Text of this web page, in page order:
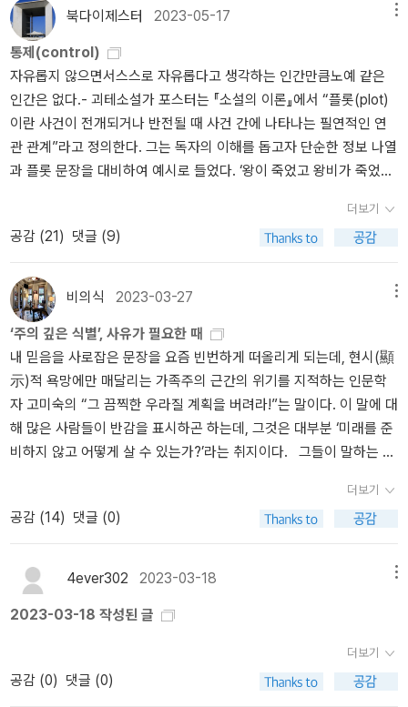
나저나 공사에서 이 책들이 모두 추천도서라니 공사생들이 모두 다
읽지 않겠지만 그래도 역시나 우리 군의 엘리트답게 여러 방면의 책
들을 다양하게 읽게 하는군요.<계속>
(대체재)의 가치는 떨어지지만, 판단(judgment), 데이터(data), 행
동(action) 등 의사 결정의 다른 요소들은 여전히 인간의 영역으로 남
아 있고, 이들 보완재(complements)에 대한 수요는 증가한다고도
한다(109, 225, 226쪽). (기계)예측에 대한 수요가 늘어날 때 함께
수요가 늘어난다는 견지에서 보완재이다(31쪽). '트레이드오프'도 중
요하다.데이터가 많다는 것은 프라이버시가 줄어든다는 뜻이다. 속도
가 빠르다는 것은 정확도가 떨어진다는 뜻이다. 자동화된다는 것은
통제가 줄어든다는 뜻이다. - 17쪽 사회적 차원에서는 '생산성 대 분
배', '혁신 대 경쟁', '성능 대 프라이버시'의 트레이드오프가 있다(19
분이 너무 많다. 학문하신다는 분들이 이것을 잘못 쓰면 정확한 뜻을
좀 깬다.91쪽'예측에는 항상 신뢰 구간이 따라붙는데 이는 예측이 부
정확하다는 반증이다.' 표준국어대사전 정의를 보자. 방증(傍證): 사
실을 직접 증명할 수 있는 증거가 되지는 않지만, 주변의 상황을 밝힘
으로써 간접적으로 증명에 도움을 줌. 또는 그 증거. 반증(反證): 1.
명사 어떤 사실이나 주장이 옳지 아니함을 그에 반대되는 근거를 들
어 증명함. 또는 그런 증거. 2. 명사 어떤 사실과 모순되는 것 같지만,
거꾸로 그 사실을 증명하는 것. '신뢰 구간의 존재'가 '예측이 정확하
다'에 대한 반대 증거라고 볼 수는 없을 것이다. 원문에는 다음과 같
이 쓰여 있다. '예측에 따라붙는 신뢰 구간은 예측이 엄밀하지 않음을
보여준다' 정도면 어땠을까.The prediction comes with a confide
nce range that reveals its imprecision. 벌써 절판되기에는 아까
고 단행본 목록이다. Tim Harford의 책들은 진지하게 관심 갖지 않
라면』)이 인용되어 있기에 찾아보았다. 번역 제목 덕에 꽤 팔렸을 것
으로 보이는 『경제학 콘서트 1, 2』(원제는 각각 'Undercover Econo
mist', 'The Logic of Life'이다)가 2023년에 새로 나온 줄은 몰랐다.
북다이제스터 2023-05-17
통제(control)
자유롭지 않으면서스스로 자유롭다고 생각하는 인간만큼노예 같은
인간은 없다.- 괴테소설가 포스터는 『소설의 이론』에서 “플롯(plot)
이란 사건이 전개되거나 반전될 때 사건 간에 나타나는 필연적인 연
관 관계”라고 정의한다. 그는 독자의 이해를 돕고자 단순한 정보 나열
과 플롯 문장을 대비하여 예시로 들었다. ‘왕이 죽었고 왕비가 죽었
교해 보자. ‘왕이 죽었다. 그러자 왕비가 슬픔에 빠져 죽었다.’ 두 번째
문장에는 플롯이 반영되었다. 플롯 문장에는 사건들의 필연적 연관
관계인 ‘그러자’ ‘슬픔에 빠져’가 추가되어 내용 범위가 좁혀졌다. 곧,
왕비가 죽은 이유가 설명되어 첫 번째 문장에 비해 다른 가능성이 배
제되었다. 여기서 문제는 우리가 정보만 나열된 문장을 접했을지라
도, 다른 가능성이 배제된 두 번째 문장으로 파악하고 기억하는 경우
가 많다는 사실이다. 단순한 두 가지 정보가 어떤 의미를 가진 한 가지
정보로 통합되면, 플롯은 기억하기도 쉽고 남에게 전달하기도 쉽기
때문이다. 우리는 머릿속에 생생하게 그려질수록 더 개연성이 있는
것으로 여긴다. 우리 상상 속에서 우연이라고 하면 무질서한 영상이
떠오르기 때문이다. 게다가 플롯을 들은 사람은 다른 가능성, 예컨대
그것이 진실이라고 믿는 경향이 있다. 플롯은 마치 진실인 양 우리 마
음과 신념에 계속 영향을 미친다. 플롯으로 정보가 전달되면 다른 시
선으로 바라보거나, 또 다른 중요성을 보지 못하게 된다. 이처럼 사건
들의 필연적 연관 관계로 내용의 범위를 좁히는 우리 습성을 검증하
기 위해 심리학자 대니얼 카너먼은 이를 ‘린다 문제’라고 이름붙이고
다음과 같이 실험했다. 먼저 린다라는 사람의 특징을 실험 참가자들
에게 다음과 같이 설명해 주었다. ‘린다는 31세의 독신 여성이며, 머
철학을 전공했으며, 사회정의와 인종차별에 깊이 관여했고, 반핵 시
더보기
공감 (21) 댓글 (9)
비의식 2023-03-27
‘주의 깊은 식별’, 사유가 필요한 때
내 믿음을 사로잡은 문장을 요즘 빈번하게 떠올리게 되는데, 현시(顯
示)적 욕망에만 매달리는 가족주의 근간의 위기를 지적하는 인문학
자 고미숙의 “그 끔찍한 우라질 계획을 버려라!”는 말이다. 이 말에 대
해 많은 사람들이 반감을 표시하곤 하는데, 그것은 대부분 ‘미래를 준
비하지 않고 어떻게 살 수 있는가?’라는 취지이다. 그들이 말하는 미
위 일류대학이란 곳을 나와야하고....사 - 한글의 이 ‘사’자는 醫師, 判
事, 辯護士와 같이 한자로는 모두 다르다 - 자를 붙인 전문직업 등등
의 현시적, 물질적 욕망의 추구에 집중되어있다. 그런데 이러한 것들
의 일부라도 충족되지 못하면 박탈감에 허우적대고, 이름뿐인 스위트
홈은 이내 박살나고 만다. 이러한 양상을 바라보면서 바로 이것, 계획
이란 것이 지금 한국 사회에서 벌어지는 정치적 극단의 양극화와 무
이 어떻게 말하고 행동하는 가에 대한 것이다. 철학자 ‘앙리 베르그손
(Henri Bergson)’은 『물질과 기억』 2장에서 인간의 기억을 습관기억
더보기
공감 (14) 댓글 (0)
4ever302 2023-03-18
2023-03-18 작성된 글
더보기
공감 (0) 댓글 (0)